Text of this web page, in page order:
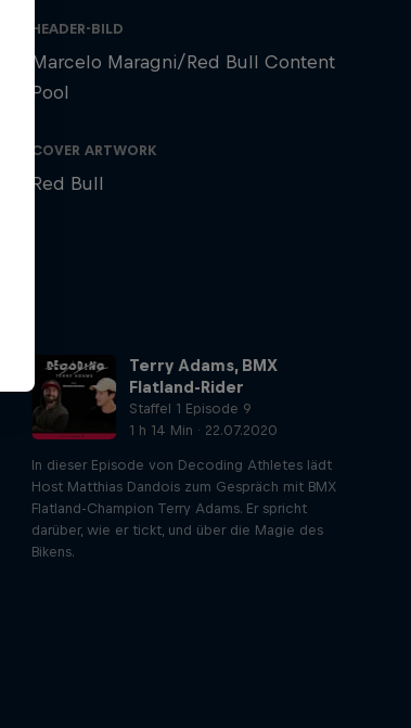
HEADER-BILD
Marcelo Maragni/Red Bull Content
Pool
COVER ARTWORK
Red Bull
Terry Adams, BMX
Flatland-Rider
Staffel 1 Episode 9
1 h 14 Min · 22.07.2020
In dieser Episode von Decoding Athletes lädt
Host Matthias Dandois zum Gespräch mit BMX
Flatland-Champion Terry Adams. Er spricht
darüber, wie er tickt, und über die Magie des
Bikens.